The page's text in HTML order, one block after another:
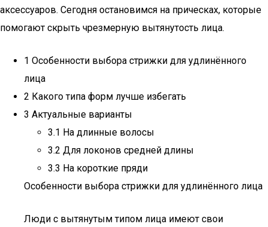
аксессуаров. Сегодня остановимся на прическах, которые
помогают скрыть чрезмерную вытянутость лица.
1 Особенности выбора стрижки для удлинённого
лица
2 Какого типа форм лучше избегать
3 Актуальные варианты
3.1 На длинные волосы
3.2 Для локонов средней длины
3.3 На короткие пряди
Особенности выбора стрижки для удлинённого лица
Люди с вытянутым типом лица имеют свои